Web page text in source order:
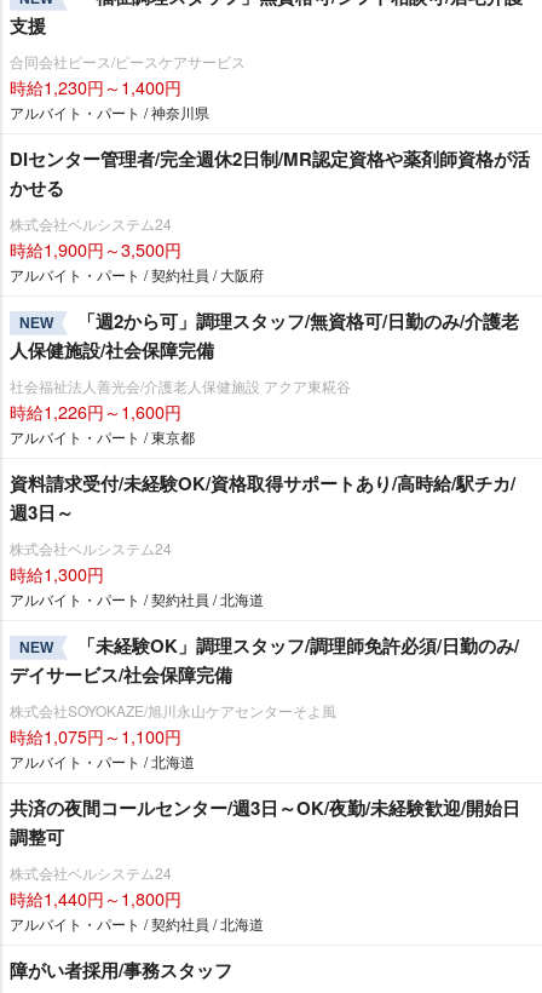
支援
合同会社ピース/ピースケアサービス
時給1,230円～1,400円
アルバイト・パート / 神奈川県
DIセンター管理者/完全週休2日制/MR認定資格や薬剤師資格が活
かせる
株式会社ベルシステム24
時給1,900円～3,500円
アルバイト・パート / 契約社員 / 大阪府
NEW
「週2から可」調理スタッフ/無資格可/日勤のみ/介護老
人保健施設/社会保障完備
社会福祉法人善光会/介護老人保健施設 アクア東糀谷
時給1,226円～1,600円
アルバイト・パート / 東京都
資料請求受付/未経験OK/資格取得サポートあり/高時給/駅チカ/
週3日～
株式会社ベルシステム24
時給1,300円
アルバイト・パート / 契約社員 / 北海道
NEW
「未経験OK」調理スタッフ/調理師免許必須/日勤のみ/
デイサービス/社会保障完備
株式会社SOYOKAZE/旭川永山ケアセンターそよ風
時給1,075円～1,100円
アルバイト・パート / 北海道
共済の夜間コールセンター/週3日～OK/夜勤/未経験歓迎/開始日
調整可
株式会社ベルシステム24
時給1,440円～1,800円
アルバイト・パート / 契約社員 / 北海道
障がい者採用/事務スタッフ